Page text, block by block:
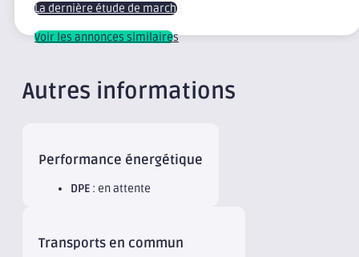
La dernière étude de marché
Voir les annonces similaires
Autres informations
Performance énergétique
DPE : en attente
Transports en commun